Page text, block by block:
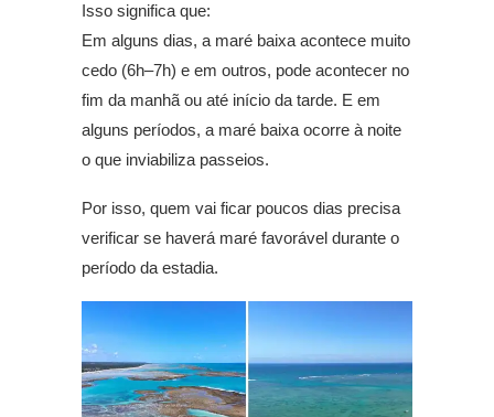
Isso significa que:
Em alguns dias, a maré baixa acontece muito
cedo (6h–7h) e em outros, pode acontecer no
fim da manhã ou até início da tarde. E em
alguns períodos, a maré baixa ocorre à noite
o que inviabiliza passeios.
Por isso, quem vai ficar poucos dias precisa
verificar se haverá maré favorável durante o
período da estadia.